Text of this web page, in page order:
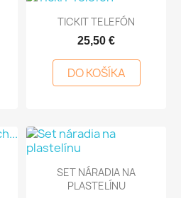
TICKIT TELEFÓN
25,50 €
DO KOŠÍKA
SET NÁRADIA NA
PLASTELÍNU